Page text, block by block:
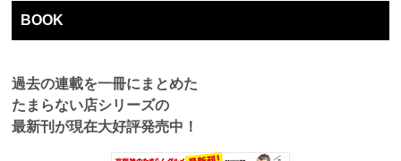
BOOK
過去の連載を一冊にまとめた
たまらない店シリーズの
最新刊が現在大好評発売中！